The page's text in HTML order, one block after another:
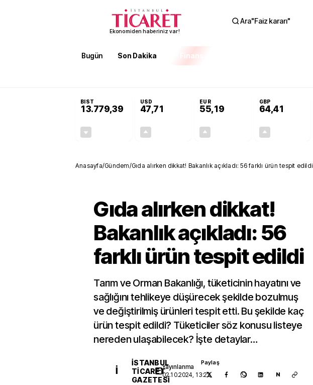
Ekonomiden haberiniz var!
Ara"Faiz kararı"
Bugün Son Dakika Finans
BIST
13.779,39
USD
47,71
EUR
55,19
GBP
64,41
Anasayfa/Gündem/Gıda alırken dikkat! Bakanlık açıkladı: 56 farklı ürün tespit edildi
Gıda alırken dikkat!
Bakanlık açıkladı: 56
farklı ürün tespit edildi
Tarım ve Orman Bakanlığı, tüketicinin hayatını ve
sağlığını tehlikeye düşürecek şekilde bozulmuş
ve değiştirilmiş ürünleri tespit etti. Bu şekilde kaç
ürün tespit edildi? Tüketiciler söz konusu listeye
nereden ulaşabilecek? İşte detaylar…
İ
İSTANBUL
TICARET
GAZETESI
Yayınlanma
02.10.2024, 13:22
Paylaş
N